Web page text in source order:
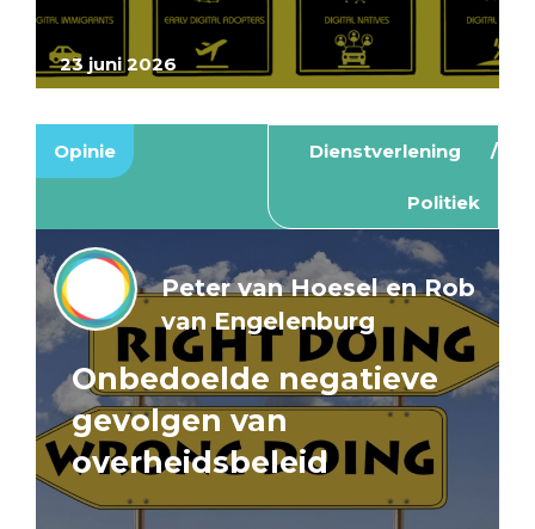
23 juni 2026
Opinie Dienstverlening
Politiek
Peter van Hoesel en Rob
van Engelenburg
Onbedoelde negatieve
gevolgen van
overheidsbeleid